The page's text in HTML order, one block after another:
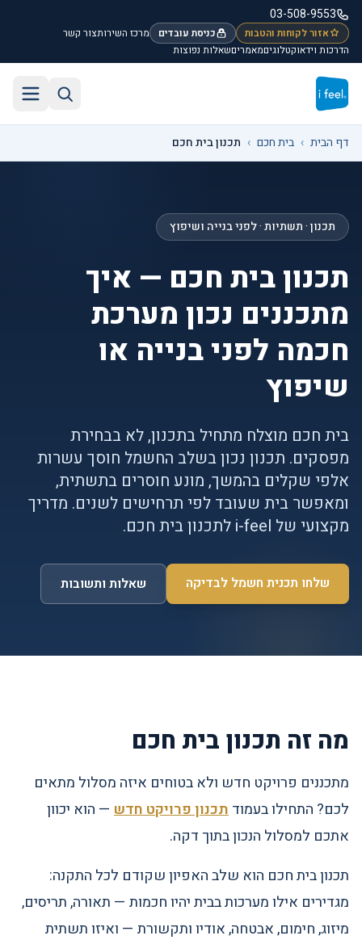
דלג לתוכן הראשי
03-508-9553
אזור לקוחות והטבות כניסת עובדים מרכז השירותצור קשר
הדרכות וידאוקטלוגיםמאמריםשאלות נפוצות
דף הבית › בית חכם › תכנון בית חכם
תכנון · תשתיות · לפני בנייה ושיפוץ
תכנון בית חכם — איך
מתכננים נכון מערכת
חכמה לפני בנייה או
שיפוץ
בית חכם מוצלח מתחיל בתכנון, לא בבחירת
מפסקים. תכנון נכון בשלב החשמל חוסך עשרות
אלפי שקלים בהמשך, מונע חוסרים בתשתית,
ומאפשר בית שעובד לפי תרחישים לשנים. מדריך
מקצועי של i-feel לתכנון בית חכם.
שלחו תכנית חשמל לבדיקה שאלות ותשובות
מה זה תכנון בית חכם
מתכננים פרויקט חדש ולא בטוחים איזה מסלול מתאים
לכם? התחילו בעמודתכנון פרויקט חדש — הוא יכוון
אתכם למסלול הנכון בתוך דקה.
תכנון בית חכם הוא שלב האפיון שקודם לכל התקנה:
מגדירים אילו מערכות בבית יהיו חכמות — תאורה, תריסים,
מיזוג, חימום, אבטחה, אודיו ותקשורת — ואיזו תשתית